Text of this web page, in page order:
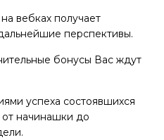
вебках получает
перспективы.
бонусы Вас ждут
успеха состоявшихся
начинашки до